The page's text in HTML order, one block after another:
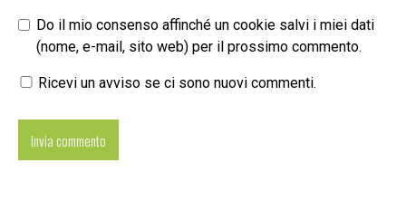
Do il mio consenso affinché un cookie salvi i miei dati
(nome, e-mail, sito web) per il prossimo commento.
Ricevi un avviso se ci sono nuovi commenti.